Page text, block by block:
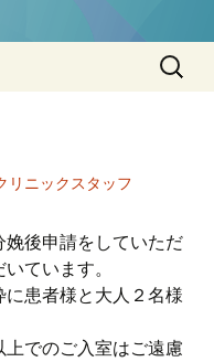
検
リニックスタッフ
後申請をしていただ
ています。
患者様と大人２名様
でのご入室はご遠慮